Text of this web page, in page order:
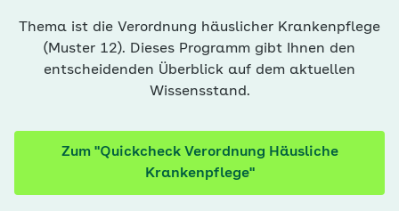
Thema ist die Verordnung häuslicher Krankenpflege
(Muster 12). Dieses Programm gibt Ihnen den
entscheidenden Überblick auf dem aktuellen
Wissensstand.
Zum "Quickcheck Verordnung Häusliche
Krankenpflege"